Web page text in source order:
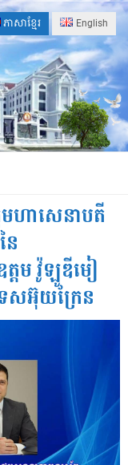
ភាសាខ្មែរ English
មហា​សេនា​បតី​
ៃ
ត្តម វ៉ូឡូឌីមៀ
សអ៊ុយក្រែន